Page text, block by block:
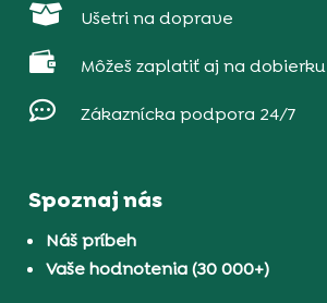
 Ušetri na doprave
 Môžeš zaplatiť aj na dobierku
 Zákaznícka podpora 24/7
Spoznaj nás
Náš príbeh
Vaše hodnotenia (30 000+)